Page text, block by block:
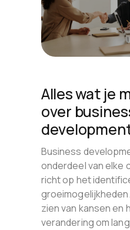
Alles wat je
over
Business
onderdeel van elke
richt op het
zien van kansen en
verandering om